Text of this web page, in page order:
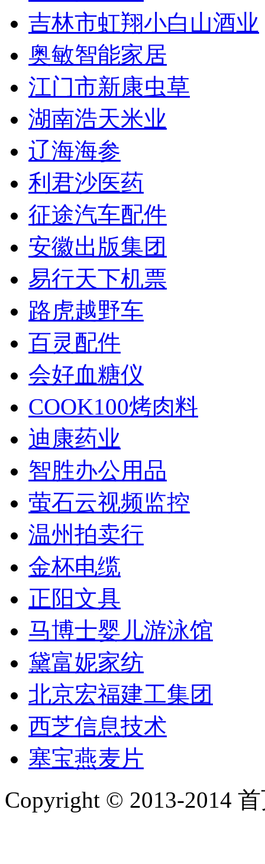
吉林市虹翔小白山酒业
奥敏智能家居
江门市新康虫草
湖南浩天米业
辽海海参
利君沙医药
征途汽车配件
安徽出版集团
易行天下机票
路虎越野车
百灵配件
会好血糖仪
COOK100烤肉料
迪康药业
智胜办公用品
萤石云视频监控
温州拍卖行
金杯电缆
正阳文具
马博士婴儿游泳馆
黛富妮家纺
北京宏福建工集团
西芝信息技术
塞宝燕麦片
Copyright © 2013-2014